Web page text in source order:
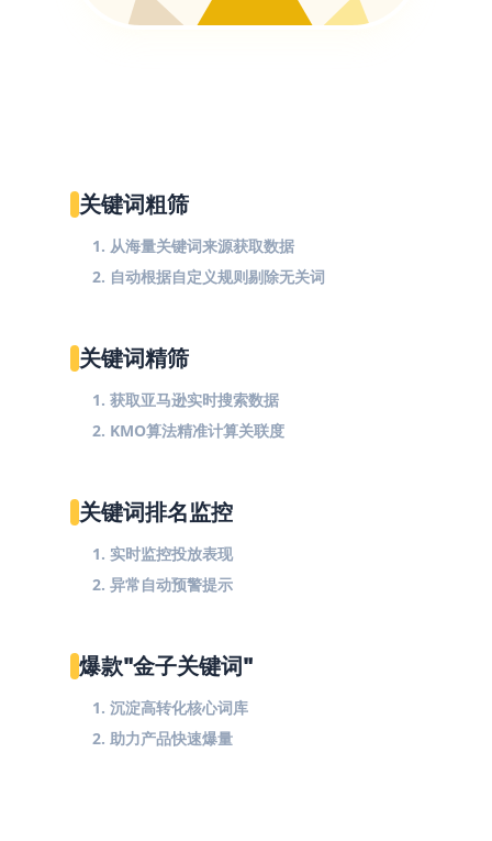
关键词粗筛
1. 从海量关键词来源获取数据
2. 自动根据自定义规则剔除无关词
关键词精筛
1. 获取亚马逊实时搜索数据
2. KMO算法精准计算关联度
关键词排名监控
1. 实时监控投放表现
2. 异常自动预警提示
爆款"金子关键词"
1. 沉淀高转化核心词库
2. 助力产品快速爆量